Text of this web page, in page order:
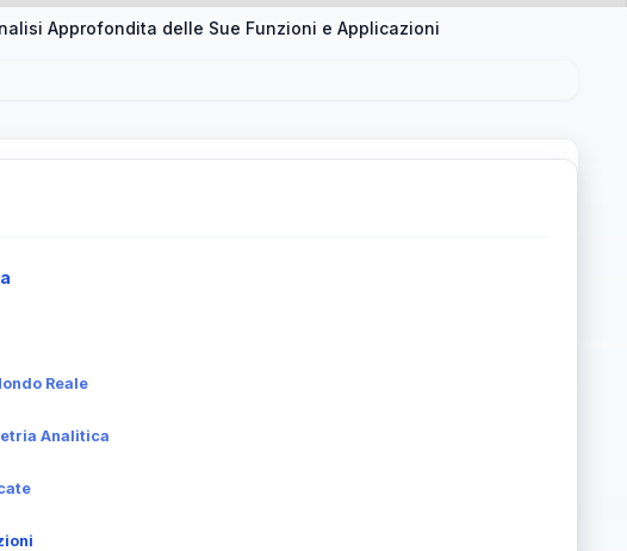
Approfondita delle Sue Funzioni e Applicazioni
Reale
Analitica